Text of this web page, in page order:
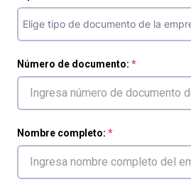
Número de documento:
Nombre completo: